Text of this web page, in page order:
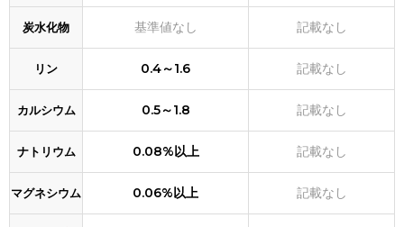
炭水化物 基準値なし 記載なし
リン 0.4～1.6 記載なし
カルシウム 0.5～1.8 記載なし
ナトリウム 0.08%以上 記載なし
マグネシウム 0.06%以上 記載なし